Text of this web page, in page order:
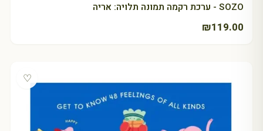
SOZO - ערכת רקמה תמונה תלויה: אריה
₪119.00
♡